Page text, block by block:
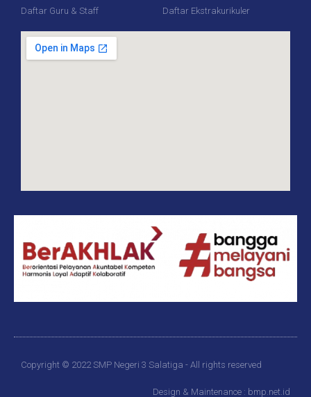
Daftar Guru & Staff
Daftar Ekstrakurikuler
Copyright © 2022 SMP Negeri 3 Salatiga - All rights reserved
Design & Maintenance : bmp.net.id